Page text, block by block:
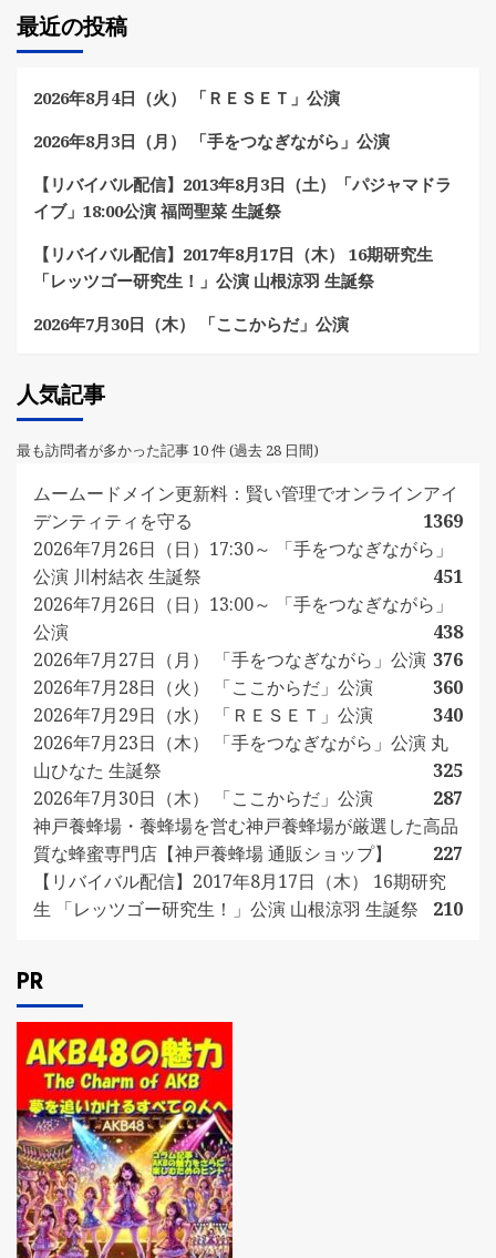
り
最近の投稿
2026年8月4日（火） 「ＲＥＳＥＴ」公演
2026年8月3日（月） 「手をつなぎながら」公演
【リバイバル配信】2013年8月3日（土）「パジャマドラ
イブ」18:00公演 福岡聖菜 生誕祭
【リバイバル配信】2017年8月17日（木） 16期研究生
「レッツゴー研究生！」公演 山根涼羽 生誕祭
2026年7月30日（木） 「ここからだ」公演
人気記事
最も訪問者が多かった記事 10 件 (過去 28 日間)
ムームードメイン更新料：賢い管理でオンラインアイ
デンティティを守る
1369
2026年7月26日（日）17:30～ 「手をつなぎながら」
公演 川村結衣 生誕祭
451
2026年7月26日（日）13:00～ 「手をつなぎながら」
公演
438
2026年7月27日（月） 「手をつなぎながら」公演 376
2026年7月28日（火） 「ここからだ」公演
360
2026年7月29日（水） 「ＲＥＳＥＴ」公演
340
2026年7月23日（木） 「手をつなぎながら」公演 丸
山ひなた 生誕祭
325
2026年7月30日（木） 「ここからだ」公演
287
神戸養蜂場・養蜂場を営む神戸養蜂場が厳選した高品
質な蜂蜜専門店【神戸養蜂場 通販ショップ】
227
【リバイバル配信】2017年8月17日（木） 16期研究
生 「レッツゴー研究生！」公演 山根涼羽 生誕祭
210
PR